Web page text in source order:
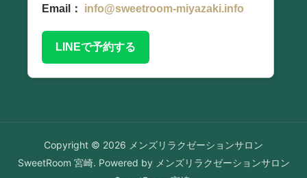
Email：
info@sweetroom-miyazaki.info
LINEで予約する
Copyright © 2026 メンズリラクゼーションサロン
SweetRoom 宮崎. Powered by メンズリラクゼーションサロン